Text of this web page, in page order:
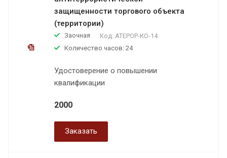
защищенности торгового объекта
(территории)
Заочная Код: АТЕРОР-КО-14
Количество часов: 24
Удостоверение о повышении
квалификации
2000
Заказать